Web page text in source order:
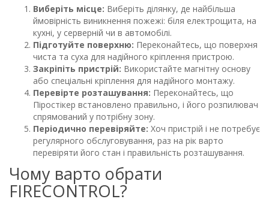
Виберіть місце: Виберіть ділянку, де найбільша
ймовірність виникнення пожежі: біля електрощита, на
кухні, у серверній чи в автомобілі.
Підготуйте поверхню: Переконайтесь, що поверхня
чиста та суха для надійного кріплення пристрою.
Закріпіть пристрій: Використайте магнітну основу
або спеціальні кріплення для надійного монтажу.
Перевірте розташування: Переконайтесь, що
Піростікер встановлено правильно, і його розпилювач
спрямований у потрібну зону.
Періодично перевіряйте: Хоч пристрій і не потребує
регулярного обслуговування, раз на рік варто
перевіряти його стан і правильність розташування.
Чому варто обрати
FIRECONTROL?